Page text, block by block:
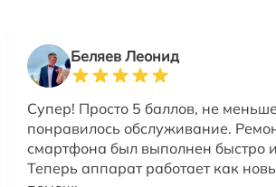
Беляев Леонид
Супер! Просто 5 баллов, не
понравилось обслуживание.
смартфона был выполнен быстро
Теперь аппарат работает как